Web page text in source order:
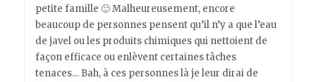
petite famille 🙂 Malheureusement, encore
beaucoup de personnes pensent qu’il n’y a que l’eau
de javel ou les produits chimiques qui nettoient de
façon efficace ou enlèvent certaines tâches
tenaces… Bah, à ces personnes là je leur dirai de